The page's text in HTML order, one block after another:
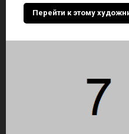
Перейти к этому